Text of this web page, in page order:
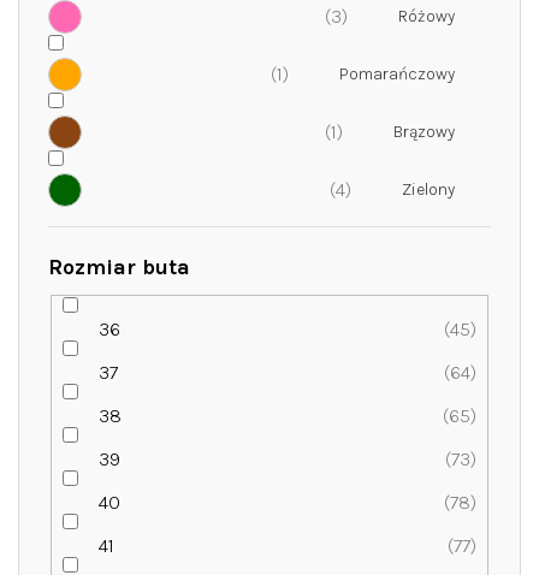
3
1
1
4
Rozmiar buta
36
45
37
64
38
65
39
73
40
78
41
77